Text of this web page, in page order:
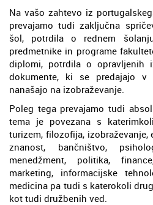
Na vašo zahtevo iz
prevajamo tudi zaključna
šol, potrdila o rednem
predmetnike in programe
diplomi, potrdila o opravljenih
dokumente, ki se predajajo
nanašajo na izobraževanje.
Poleg tega prevajamo tudi
tema je povezana s
turizem, filozofija,
znanost, bančništvo,
menedžment, politika,
marketing, informacijske
medicina pa tudi s katerokoli
kot tudi družbenih ved.